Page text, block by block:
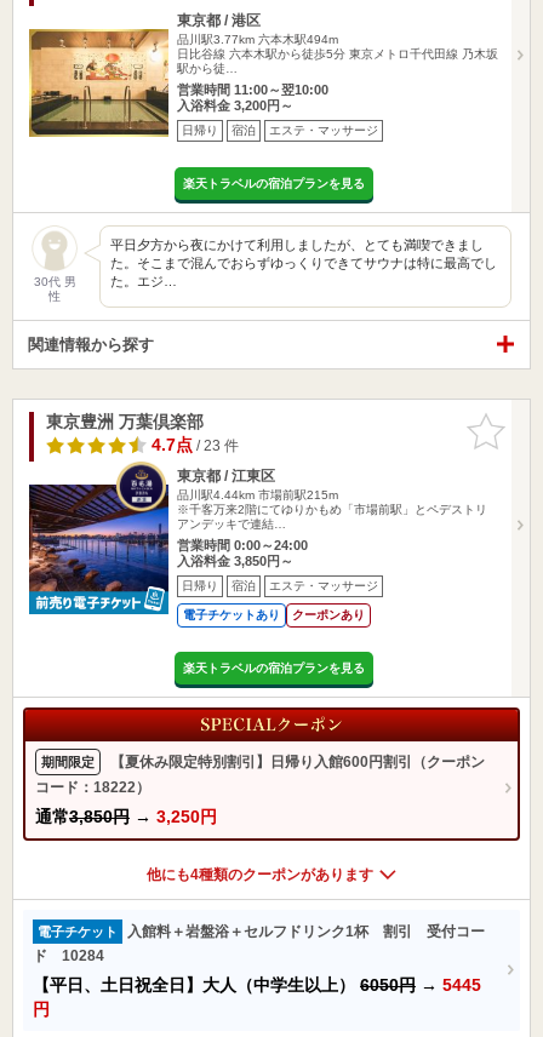
東京都 / 港区
品川駅3.77km 六本木駅494m
日比谷線 六本木駅から徒歩5分 東京メトロ千代田線 乃木坂
駅から徒…
営業時間 11:00～翌10:00
入浴料金 3,200円～
日帰り 宿泊 エステ・マッサージ
楽天トラベルの宿泊プランを見る
30代 男
性
平日夕方から夜にかけて利用しましたが、とても満喫できまし
た。そこまで混んでおらずゆっくりできてサウナは特に最高でし
た。エジ…
関連情報から探す
お気に入
りに追加
東京豊洲 万葉倶楽部
4.7点/ 23 件
東京都 / 江東区
品川駅4.44km 市場前駅215m
※千客万来2階にてゆりかもめ「市場前駅」とペデストリ
アンデッキで連結…
営業時間 0:00～24:00
入浴料金 3,850円～
日帰り 宿泊 エステ・マッサージ
電子チケットあり クーポンあり
楽天トラベルの宿泊プランを見る
期間限定
【夏休み限定特別割引】日帰り入館600円割引（クーポン
コード：18222）
通常3,850円 → 3,250円
他にも4種類のクーポンがあります
電子チケット
入館料＋岩盤浴＋セルフドリンク1杯 割引 受付コー
ド 10284
【平日、土日祝全日】大人（中学生以上） 6050円 → 5445
円